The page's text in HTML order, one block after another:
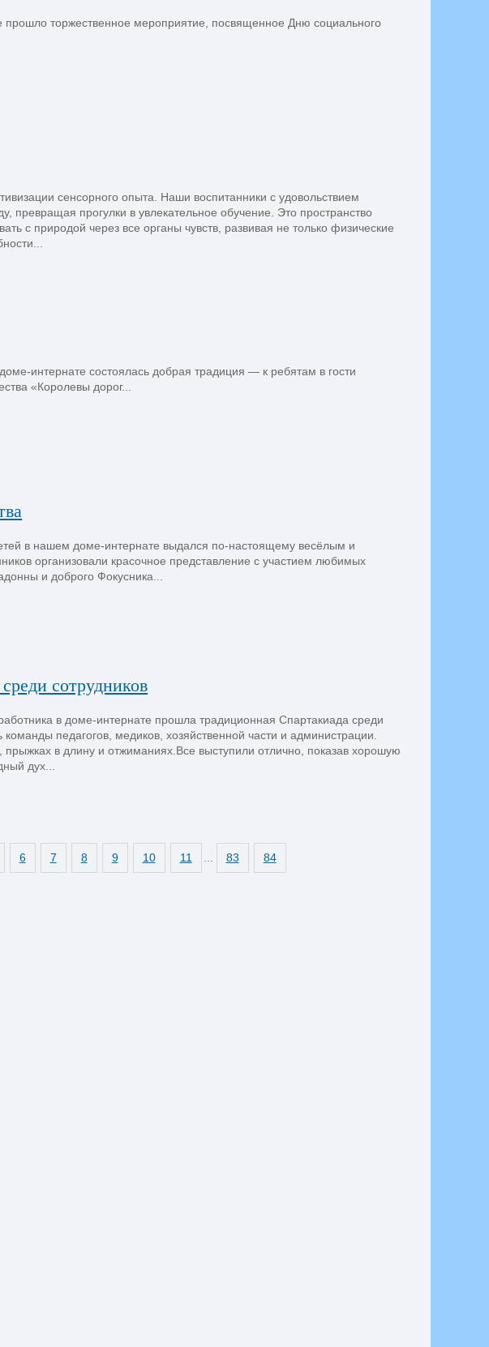
торжественное мероприятие, посвященное Дню социального
сенсорного опыта. Наши воспитанники с удовольствием
превращая прогулки в увлекательное обучение. Это пространство
с природой через все органы чувств, развивая не только физические
интернате состоялась добрая традиция — к ребятам в гости
«Королевы дорог...
в нашем доме-интернате выдался по-настоящему весёлым и
организовали красочное представление с участием любимых
и доброго Фокусника...
сотрудников
в доме-интернате прошла традиционная Спартакиада среди
педагогов, медиков, хозяйственной части и администрации.
прыжках в длину и отжиманиях.Все выступили отлично, показав хорошую
дух...
6 7 8 9 10 11 83 84